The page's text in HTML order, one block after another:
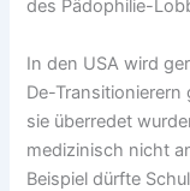
des Pädophilie-
In den USA wird
De-
sie überredet
medizinisch nicht
Beispiel dürfte